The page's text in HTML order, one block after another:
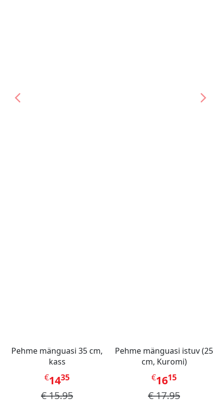
Pehme mänguasi 35 cm,
kass
€1435
€15.95
Pehme mänguasi istuv (25
cm, Kuromi)
€1615
€17.95